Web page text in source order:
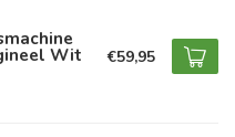
Wit €59,95